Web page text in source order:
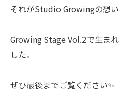
それがStudio Growingの想い
Growing Stage Vol.2で生ま
した。
ぜひ最後までご覧ください✨